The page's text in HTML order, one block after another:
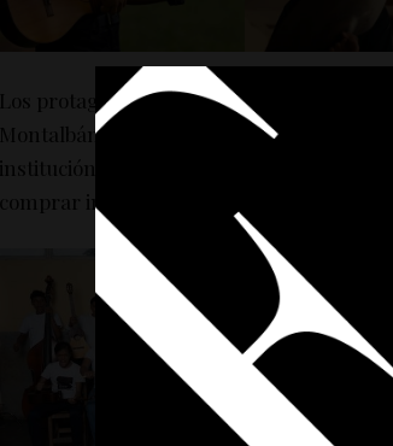
Los protagonistas son niños de núcleos
Montalbán y Petare. Según Eduardo
institución, el objetivo principal es
comprar instrumentos y equipamiento